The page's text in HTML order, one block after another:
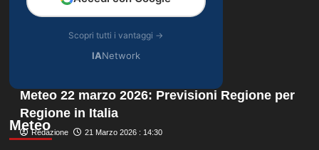
Scopri tutti i vantaggi →
IANetwork
Meteo
Meteo 22 marzo 2026: Previsioni Regione per
Regione in Italia
Redazione 21 Marzo 2026 : 14:30